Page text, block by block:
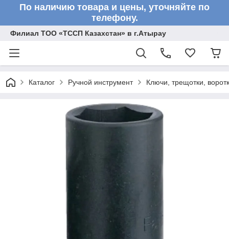
По наличию товара и цены, уточняйте по
телефону.
Филиал ТОО «ТССП Казахстан» в г.Атырау
Каталог Ручной инструмент Ключи, трещотки,